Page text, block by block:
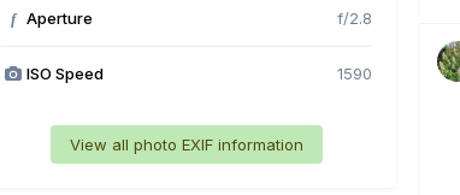
f Aperture f/2.8
ISO Speed 1590
View all photo EXIF information